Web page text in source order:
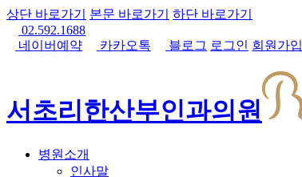
상단 바로가기 본문 바로가기
하단 바로가기
02.592.1688
네이버예약
카카오톡 블로그 로그인 회원가입
서초리한산부인과의원
병원소개
인사말